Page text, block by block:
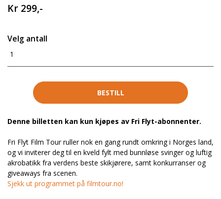
Kr 299,-
Velg antall
1
BESTILL
Denne billetten kan kun kjøpes av Fri Flyt-abonnenter.
Fri Flyt Film Tour ruller nok en gang rundt omkring i Norges land,
og vi inviterer deg til en kveld fylt med bunnløse svinger og luftig
akrobatikk fra verdens beste skikjørere, samt konkurranser og
giveaways fra scenen.
Sjekk ut programmet på filmtour.no!